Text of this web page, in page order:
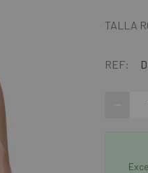
TALLA
REF: